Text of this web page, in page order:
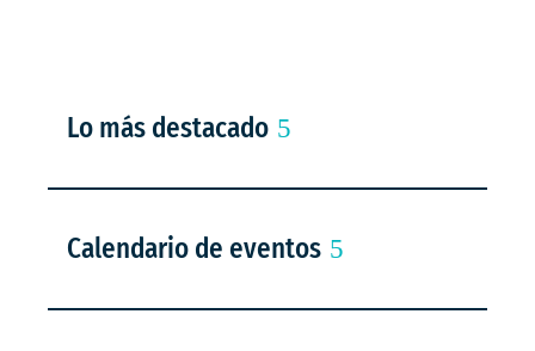
Lo más destacado
Calendario de eventos